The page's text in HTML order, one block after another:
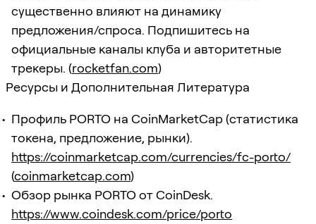
существенно влияют на динамику
предложения/спроса. Подпишитесь на
официальные каналы клуба и авторитетные
трекеры. (rocketfan.com)
Ресурсы и Дополнительная Литература
Профиль PORTO на CoinMarketCap (статистика
токена, предложение, рынки).
https://coinmarketcap.com/currencies/fc-porto/
(coinmarketcap.com)
Обзор рынка PORTO от CoinDesk.
https://www.coindesk.com/price/porto